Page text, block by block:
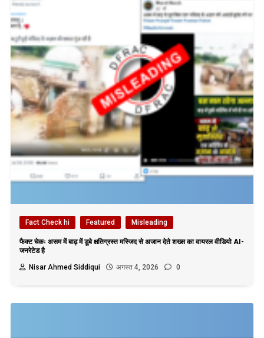
Fact Check hi Featured Misleading
फैक्ट चेकः असम में बाढ़ में डूबे क्षतिग्रस्त मस्जिद से अजान देते शख्स का वायरल वीडियो AI-
जनरेटेड है
Nisar Ahmed Siddiqui
अगस्त 4, 2026 0